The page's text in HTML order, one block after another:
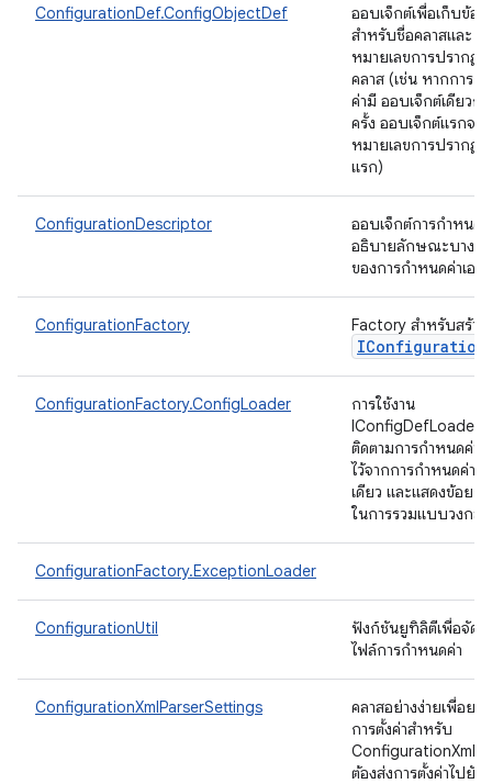
ConfigurationDef.ConfigObjectDef
ออบเจ็กต์เพื่อเก็บข้อมู
สำหรับชื่อคลาสและ
หมายเลขการปรากฏข
คลาส (เช่น หากการก
ค่ามี ออบเจ็กต์เดียวกั
ครั้ง ออบเจ็กต์แรกจะมี
หมายเลขการปรากฏค
แรก)
ConfigurationDescriptor
ออบเจ็กต์การกำหนด
อธิบายลักษณะบางอ
ของการกำหนดค่าเอง
ConfigurationFactory Factory สำหรับสร้าง
IConfiguration
ConfigurationFactory.ConfigLoader
การใช้งาน
IConfigDefLoader
ติดตามการกำหนดค่า
ไว้จากการกำหนดค่ารู
เดียว และแสดงข้อยกเ
ในการรวมแบบวงกล
ConfigurationFactory.ExceptionLoader
ConfigurationUtil
ฟังก์ชันยูทิลิตีเพื่อจัดก
ไฟล์การกำหนดค่า
ConfigurationXmlParserSettings
คลาสอย่างง่ายเพื่อยอ
การตั้งค่าสำหรับ
ต้องส่งการตั้งค่าไปยัง